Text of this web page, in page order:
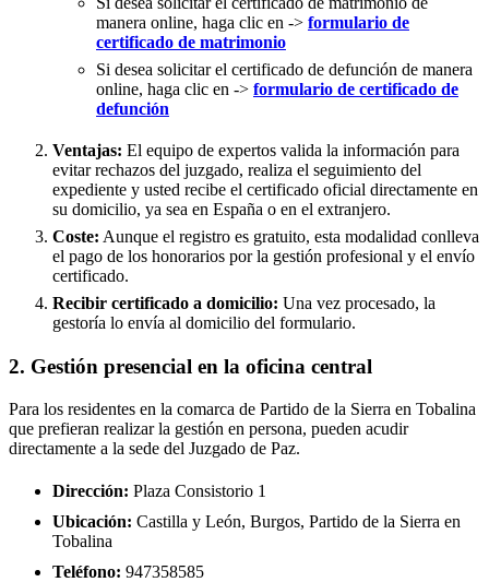
manera online, haga clic en -> formulario de
certificado de matrimonio
Si desea solicitar el certificado de defunción de manera
online, haga clic en -> formulario de certificado de
defunción
Ventajas: El equipo de expertos valida la información para
evitar rechazos del juzgado, realiza el seguimiento del
expediente y usted recibe el certificado oficial directamente en
su domicilio, ya sea en España o en el extranjero.
Coste: Aunque el registro es gratuito, esta modalidad conlleva
el pago de los honorarios por la gestión profesional y el envío
certificado.
Recibir certificado a domicilio: Una vez procesado, la
gestoría lo envía al domicilio del formulario.
2. Gestión presencial en la oficina central
Para los residentes en la comarca de Partido de la Sierra en Tobalina
que prefieran realizar la gestión en persona, pueden acudir
directamente a la sede del Juzgado de Paz.
Dirección: Plaza Consistorio 1
Ubicación: Castilla y León, Burgos, Partido de la Sierra en
Tobalina
Teléfono: 947358585